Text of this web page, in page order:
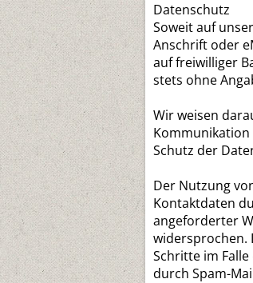
Datenschutz
Soweit auf
Anschrift oder
auf freiwilliger
stets ohne
Wir weisen
Kommunikation
Schutz der
Der Nutzung
Kontaktdaten
angeforderter
widersprochen.
Schritte im
durch Spam-